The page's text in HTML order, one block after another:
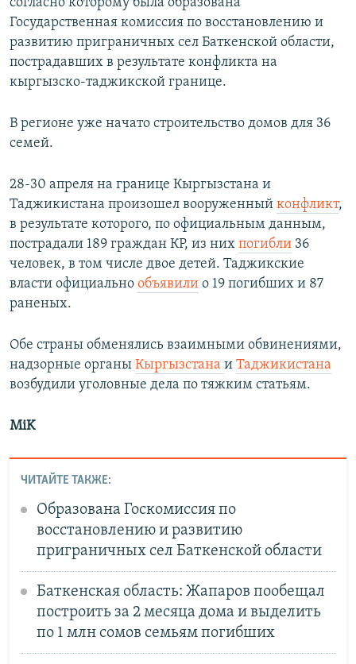
согласно которому была образована
Государственная комиссия по восстановлению и
развитию приграничных сел Баткенской области,
пострадавших в результате конфликта на
кыргызско-таджикской границе.
В регионе уже начато строительство домов для 36
семей.
28-30 апреля на границе Кыргызстана и
Таджикистана произошел вооруженный конфликт,
в результате которого, по официальным данным,
пострадали 189 граждан КР, из них погибли 36
человек, в том числе двое детей. Таджикские
власти официально объявили о 19 погибших и 87
раненых.
Обе страны обменялись взаимными обвинениями,
надзорные органы Кыргызстана и Таджикистана
возбудили уголовные дела по тяжким статьям.
MiK
ЧИТАЙТЕ ТАКЖЕ:
Образована Госкомиссия по
восстановлению и развитию
приграничных сел Баткенской области
Баткенская область: Жапаров пообещал
построить за 2 месяца дома и выделить
по 1 млн сомов семьям погибших